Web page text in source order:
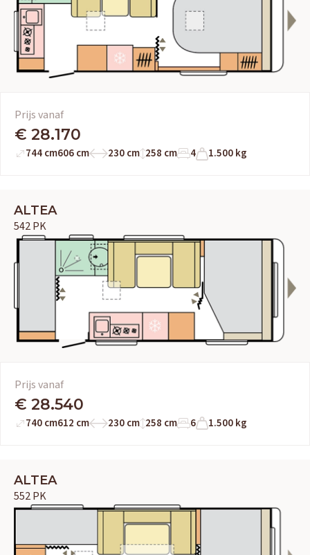
Prijs vanaf
€ 28.170
744 cm606 cm 230 cm 258 cm 4 1.500 kg
ALTEA
542 PK
Prijs vanaf
€ 28.540
740 cm612 cm 230 cm 258 cm 6 1.500 kg
ALTEA
552 PK